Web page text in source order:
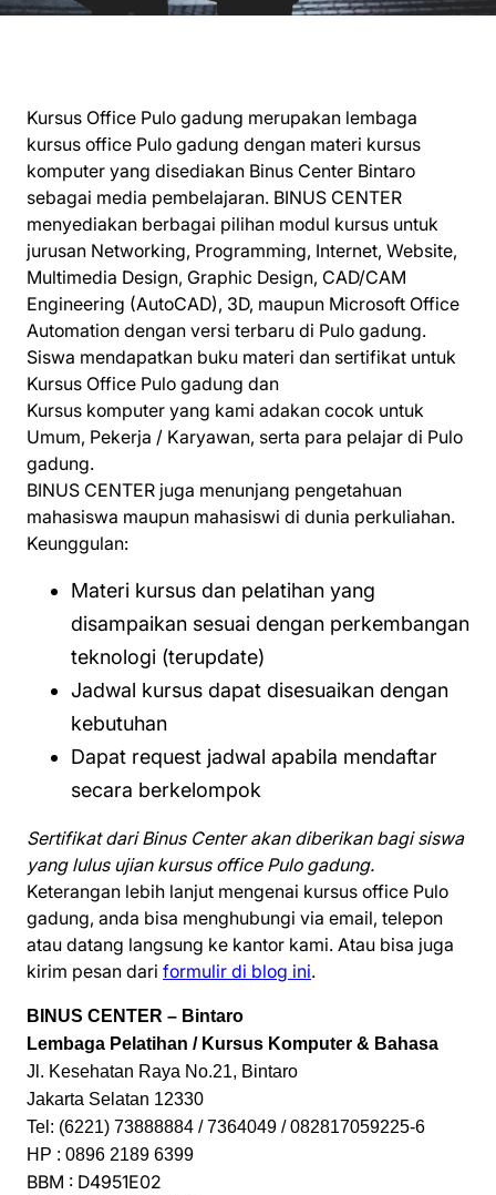
Kursus Office Pulo gadung merupakan lembaga
kursus office Pulo gadung dengan materi kursus
komputer yang disediakan Binus Center Bintaro
sebagai media pembelajaran. BINUS CENTER
menyediakan berbagai pilihan modul kursus untuk
jurusan Networking, Programming, Internet, Website,
Multimedia Design, Graphic Design, CAD/CAM
Engineering (AutoCAD), 3D, maupun Microsoft Office
Automation dengan versi terbaru di Pulo gadung.
Siswa mendapatkan buku materi dan sertifikat untuk
Kursus Office Pulo gadung dan
Kursus komputer yang kami adakan cocok untuk
Umum, Pekerja / Karyawan, serta para pelajar di Pulo
gadung.
BINUS CENTER juga menunjang pengetahuan
mahasiswa maupun mahasiswi di dunia perkuliahan.
Keunggulan:
Materi kursus dan pelatihan yang
disampaikan sesuai dengan perkembangan
teknologi (terupdate)
Jadwal kursus dapat disesuaikan dengan
kebutuhan
Dapat request jadwal apabila mendaftar
secara berkelompok
Sertifikat dari Binus Center akan diberikan bagi siswa
yang lulus ujian kursus office Pulo gadung.
Keterangan lebih lanjut mengenai kursus office Pulo
gadung, anda bisa menghubungi via email, telepon
atau datang langsung ke kantor kami. Atau bisa juga
kirim pesan dari formulir di blog ini.
BINUS CENTER – Bintaro
Lembaga Pelatihan / Kursus Komputer & Bahasa
Jl. Kesehatan Raya No.21, Bintaro
Jakarta Selatan 12330
Tel: (6221) 73888884 / 7364049 / 082817059225-6
HP : 0896 2189 6399
BBM : D4951E02